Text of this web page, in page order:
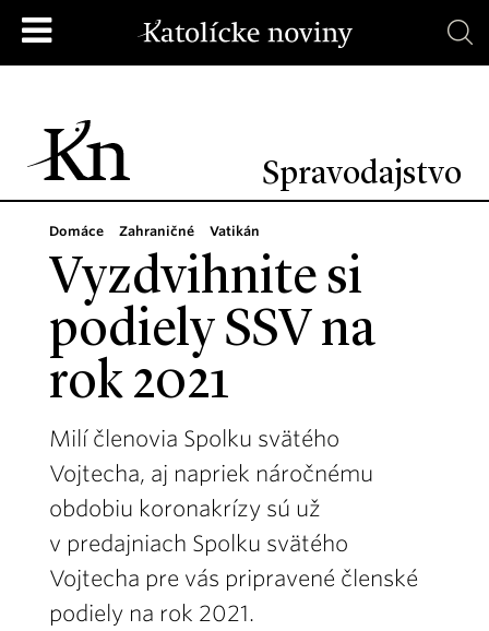
Spravodajstvo
Domáce Zahraničné Vatikán
Vyzdvihnite si
podiely SSV na
rok 2021
Milí členovia Spolku svätého
Vojtecha, aj napriek náročnému
obdobiu koronakrízy sú už
v predajniach Spolku svätého
Vojtecha pre vás pripravené členské
podiely na rok 2021.